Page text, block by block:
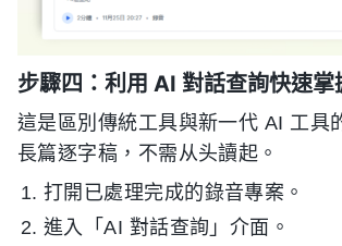
步驟四：利用 AI 對話查詢快速掌
這是區別傳統工具與新一代 AI 工具
長篇逐字稿，不需从头讀起。
打開已處理完成的錄音專案。
進入「AI 對話查詢」介面。